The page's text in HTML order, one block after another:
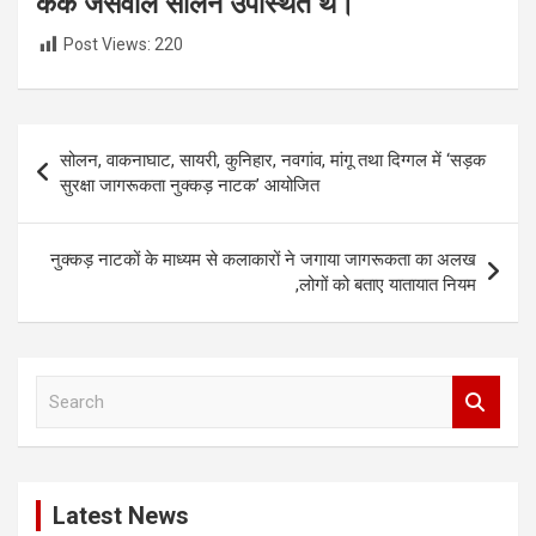
Post Views: 220
Post
navigation
सोलन, वाकनाघाट, सायरी, कुनिहार, नवगांव, मांगू तथा दिग्गल में ‘सड़क
सुरक्षा जागरूकता नुक्कड़ नाटक’ आयोजित
नुक्कड़ नाटकों के माध्यम से कलाकारों ने जगाया जागरूकता का अलख
,लोगों को बताए यातायात नियम
Latest News